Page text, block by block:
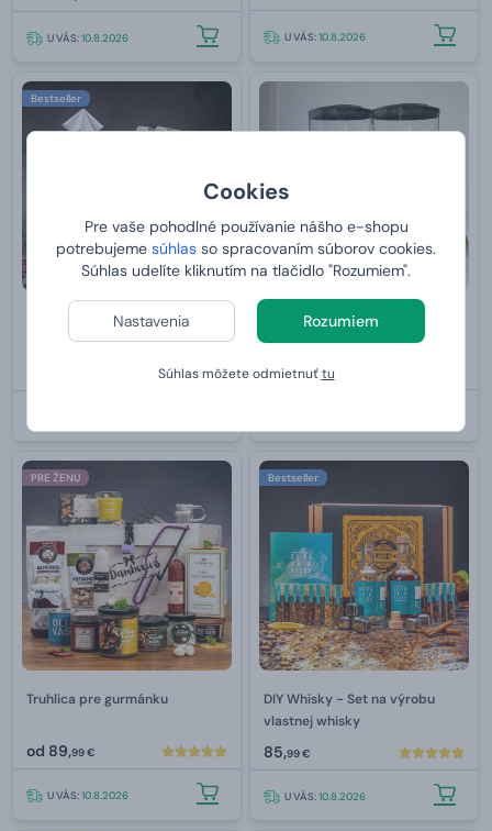
Cookies
Pre vaše pohodlné používanie nášho e-shopu
potrebujeme súhlas so spracovaním súborov cookies.
Súhlas udelíte kliknutím na tlačidlo "Rozumiem".
Nastavenia Rozumiem
Súhlas môžete odmietnuťtu
U VÁS:10.8.2026 U VÁS:10.8.2026
Bestseller
DIY Gin - Set na výrobu
vlastného ginu
Praktický dávkovač cereálií
35,99 €
PRE ŽENU
Truhlica pre gurmánku
od 89,99 €
U VÁS:10.8.2026
Bestseller
DIY Whisky - Set na výrobu
vlastnej whisky
85,99 €
U VÁS:10.8.2026